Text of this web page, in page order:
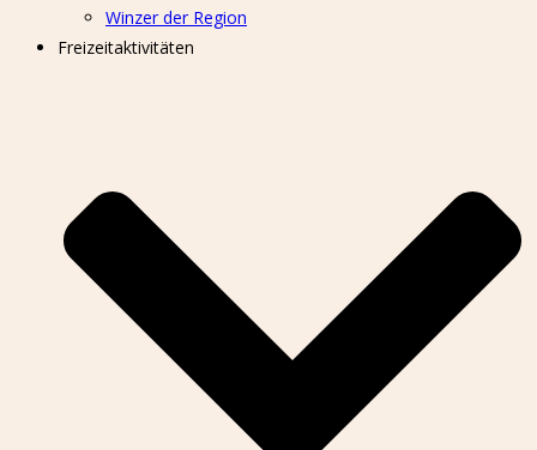
Winzer der Region
Freizeitaktivitäten